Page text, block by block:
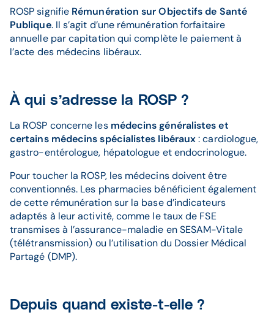
ROSP signifie Rémunération sur Objectifs de Santé
Publique. Il s’agit d’une rémunération forfaitaire
annuelle par capitation qui complète le paiement à
l’acte des médecins libéraux.
À qui s’adresse la ROSP ?
La ROSP concerne les médecins généralistes et
certains médecins spécialistes libéraux: cardiologue,
gastro-entérologue, hépatologue et endocrinologue.
Pour toucher la ROSP, les médecins doivent être
conventionnés. Les pharmacies bénéficient également
de cette rémunération sur la base d’indicateurs
adaptés à leur activité, comme le taux de FSE
transmises à l’assurance-maladie en SESAM-Vitale
(télétransmission) ou l’utilisation du Dossier Médical
Partagé (DMP).
Depuis quand existe-t-elle ?